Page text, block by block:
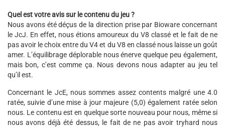
Quel est votre avis sur le contenu du jeu ?
Nous avons été déçus de la direction prise par Bioware concernant
le JcJ. En effet, nous étions amoureux du V8 classé et le fait de ne
pas avoir le choix entre du V4 et du V8 en classé nous laisse un goût
amer. L’équilibrage déplorable nous énerve quelque peu également,
mais bon, c’est comme ça. Nous devons nous adapter au jeu tel
qu’il est.
Concernant le JcE, nous sommes assez contents malgré une 4.0
ratée, suivie d’une mise à jour majeure (5,0) également ratée selon
nous. Le contenu est en quelque sorte nouveau pour nous, même si
nous avons déjà été dessus, le fait de ne pas avoir tryhard nous